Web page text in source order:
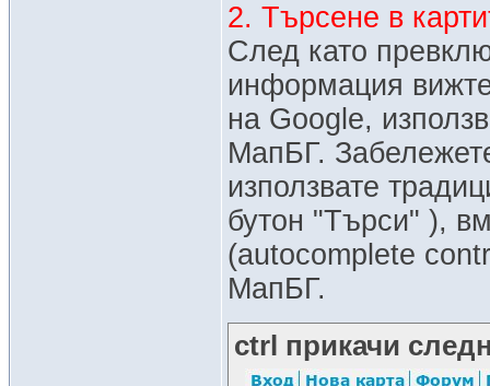
2. Търсене в
След като
информация
на Google,
МапБГ.
използвате
бутон "Търси" ),
(autocomplete
МапБГ.
ctrl прикачи